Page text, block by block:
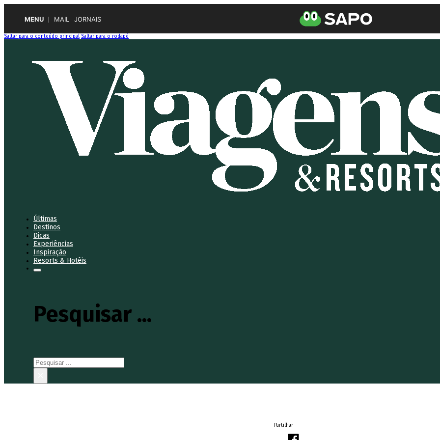
MENU MAIL JORNAIS
Saltar para o conteúdo principal Saltar para o rodapé
Últimas
Destinos
Dicas
Experiências
Inspiração
Resorts & Hotéis
Pesquisar ...
Pesquisar
Partilhar